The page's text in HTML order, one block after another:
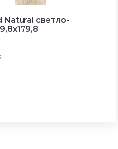
Natural светло-